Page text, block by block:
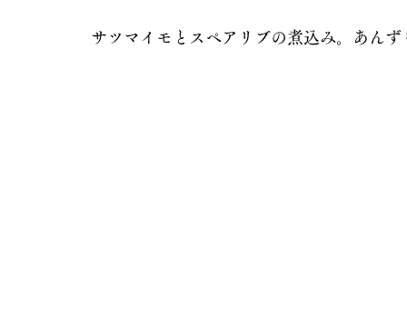
サツマイモとスペアリブの煮込み。あん